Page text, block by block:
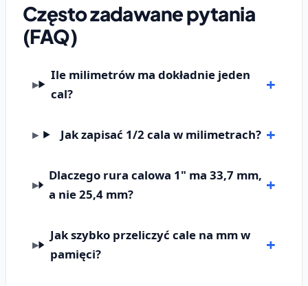
Często zadawane pytania
(FAQ)
Ile milimetrów ma dokładnie jeden
cal?
Jak zapisać 1/2 cala w milimetrach?
Dlaczego rura calowa 1" ma 33,7 mm,
a nie 25,4 mm?
Jak szybko przeliczyć cale na mm w
pamięci?